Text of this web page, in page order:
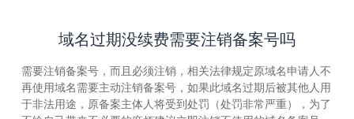
域名过期没续费需要注销备案号吗
需要注销备案号，而且必须注销，相关法律规定原域名申请人不
再使用域名需要主动注销备案号，如果此域名过期后被其他人用
于非法用途，原备案主体人将受到处罚（处罚非常严重），为了